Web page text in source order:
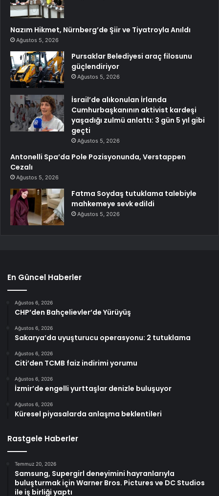
Nazım Hikmet, Nürnberg’de Şiir ve Tiyatroyla Anıldı
Ağustos 5, 2026
Pursaklar Belediyesi araç filosunu
güçlendiriyor
Ağustos 5, 2026
İsrail’de alıkonulan İrlanda
Cumhurbaşkanının aktivist kardeşi
yaşadığı zulmü anlattı: 3 gün 5 yıl gibi
geçti
Ağustos 5, 2026
Antonelli Spa’da Pole Pozisyonunda, Verstappen
Cezalı
Ağustos 5, 2026
Fatma Soydaş tutuklama talebiyle
mahkemeye sevk edildi
Ağustos 5, 2026
En Güncel Haberler
Ağustos 6, 2026
CHP’den Bahçelievler’de Yürüyüş
Ağustos 6, 2026
Sakarya’da uyuşturucu operasyonu: 2 tutuklama
Ağustos 6, 2026
Citi’den TCMB faiz indirimi yorumu
Ağustos 6, 2026
İzmir’de engelli yurttaşlar denizle buluşuyor
Ağustos 6, 2026
Küresel piyasalarda anlaşma beklentileri
Rastgele Haberler
Temmuz 20, 2026
Samsung, Supergirl deneyimini hayranlarıyla
buluşturmak için Warner Bros. Pictures ve DC Studios
ile iş birliği yaptı